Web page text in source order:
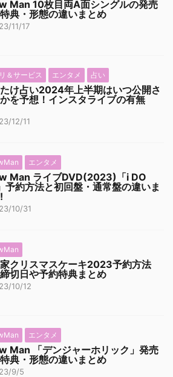
Man 10枚目両A面シングルの発売
典・形態の違いまとめ
11/17
＆サービス エンタメ 占い
け占い2024年上半期はいつ公開さ
を予想！インスタライブの有無
12/11
エンタメ
Man ライブDVD(2023)「i DO
予約方法と初回盤・通常盤の違いま
10/31
クリスマスケーキ2023予約方法
切日や予約特典まとめ
10/12
エンタメ
Man 「デンジャーホリック」発売
典・形態の違いまとめ
9/5